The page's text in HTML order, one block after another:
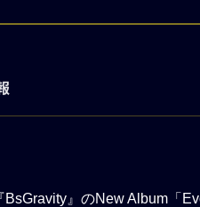
』のNew Album「